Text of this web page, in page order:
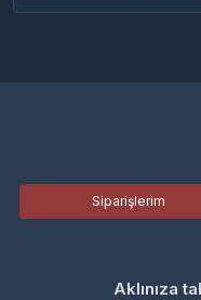
Siparişlerim
Aklınıza